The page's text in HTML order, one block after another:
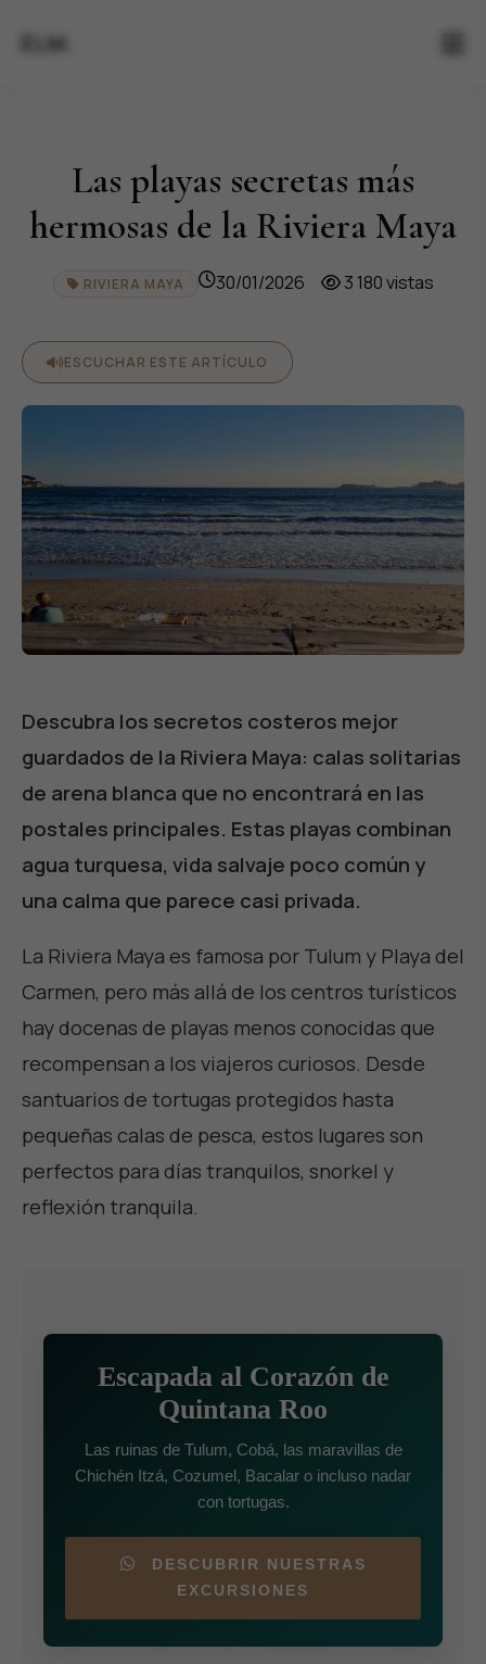
ELM.
Las playas secretas más
hermosas de la Riviera Maya
RIVIERA MAYA 30/01/2026 3 180 vistas
ESCUCHAR ESTE ARTÍCULO
Descubra los secretos costeros mejor
guardados de la Riviera Maya: calas solitarias
de arena blanca que no encontrará en las
postales principales. Estas playas combinan
agua turquesa, vida salvaje poco común y
una calma que parece casi privada.
La Riviera Maya es famosa por Tulum y Playa del
Carmen, pero más allá de los centros turísticos
hay docenas de playas menos conocidas que
recompensan a los viajeros curiosos. Desde
santuarios de tortugas protegidos hasta
pequeñas calas de pesca, estos lugares son
perfectos para días tranquilos, snorkel y
reflexión tranquila.
Escapada al Corazón de
Quintana Roo
Las ruinas de Tulum, Cobá, las maravillas de
Chichén Itzá, Cozumel, Bacalar o incluso nadar
con tortugas.
DESCUBRIR NUESTRAS
EXCURSIONES